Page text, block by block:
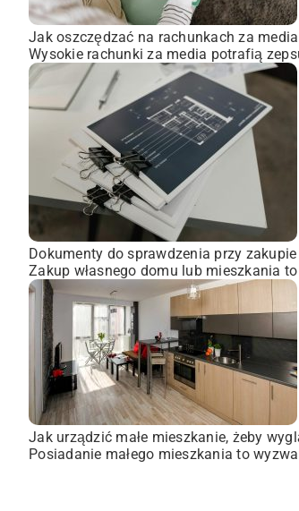
Jak oszczędzać na rachunkach za
Wysokie rachunki za media potrafią
Dokumenty do sprawdzenia przy
Zakup własnego domu lub mieszkania
Jak urządzić małe mieszkanie, żeby
Posiadanie małego mieszkania to